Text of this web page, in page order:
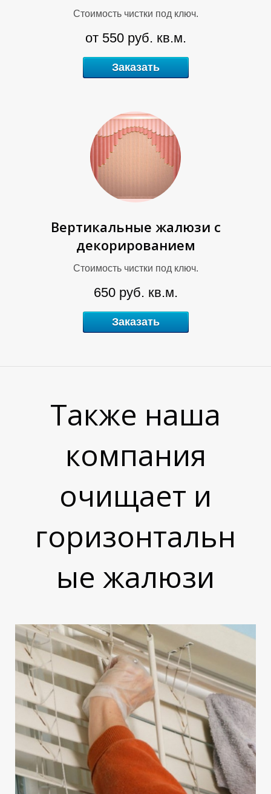
Стоимость чистки под ключ.
от 550 руб. кв.м.
Заказать
Вертикальные жалюзи с
декорированием
Стоимость чистки под ключ.
650 руб. кв.м.
Заказать
Также наша
компания
очищает и
горизонтальн
ые жалюзи
Х
И